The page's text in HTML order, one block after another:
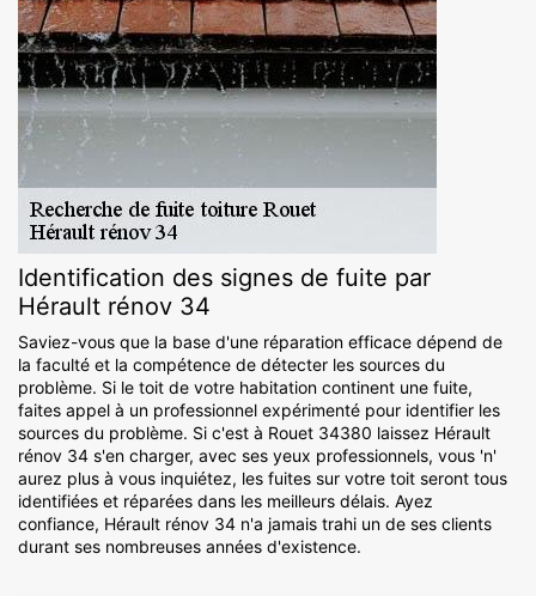
Identification des signes de fuite par
Hérault rénov 34
Saviez-vous que la base d'une réparation efficace dépend de
la faculté et la compétence de détecter les sources du
problème. Si le toit de votre habitation continent une fuite,
faites appel à un professionnel expérimenté pour identifier les
sources du problème. Si c'est à Rouet 34380 laissez Hérault
rénov 34 s'en charger, avec ses yeux professionnels, vous 'n'
aurez plus à vous inquiétez, les fuites sur votre toit seront tous
identifiées et réparées dans les meilleurs délais. Ayez
confiance, Hérault rénov 34 n'a jamais trahi un de ses clients
durant ses nombreuses années d'existence.